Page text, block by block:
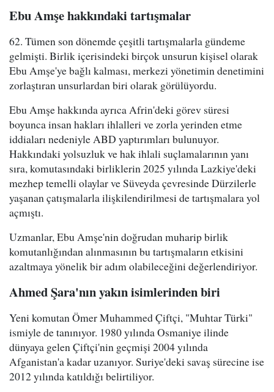
Ebu Amşe hakkındaki tartışmalar
62. Tümen son dönemde çeşitli tartışmalarla gündeme
gelmişti. Birlik içerisindeki birçok unsurun kişisel olarak
Ebu Amşe'ye bağlı kalması, merkezi yönetimin denetimini
zorlaştıran unsurlardan biri olarak görülüyordu.
Ebu Amşe hakkında ayrıca Afrin'deki görev süresi
boyunca insan hakları ihlalleri ve zorla yerinden etme
iddiaları nedeniyle ABD yaptırımları bulunuyor.
Hakkındaki yolsuzluk ve hak ihlali suçlamalarının yanı
sıra, komutasındaki birliklerin 2025 yılında Lazkiye'deki
mezhep temelli olaylar ve Süveyda çevresinde Dürzilerle
yaşanan çatışmalarla ilişkilendirilmesi de tartışmalara yol
açmıştı.
Uzmanlar, Ebu Amşe'nin doğrudan muharip birlik
komutanlığından alınmasının bu tartışmaların etkisini
azaltmaya yönelik bir adım olabileceğini değerlendiriyor.
Ahmed Şara'nın yakın isimlerinden biri
Yeni komutan Ömer Muhammed Çiftçi, "Muhtar Türki"
ismiyle de tanınıyor. 1980 yılında Osmaniye ilinde
dünyaya gelen Çiftçi'nin geçmişi 2004 yılında
Afganistan'a kadar uzanıyor. Suriye'deki savaş sürecine ise
2012 yılında katıldığı belirtiliyor.